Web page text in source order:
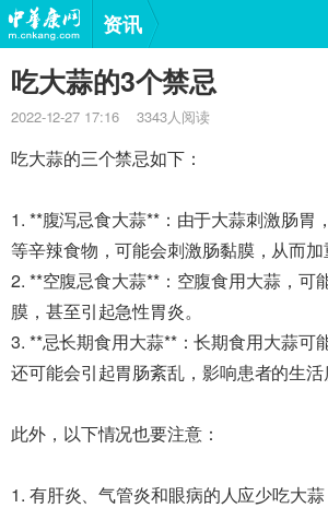
资讯
吃大蒜的3个禁忌
2022-12-27 17:16 3343人阅读
吃大蒜的三个禁忌如下：
1. **腹泻忌食大蒜**：由于大蒜刺激肠胃
等辛辣食物，可能会刺激肠黏膜，从而加
2. **空腹忌食大蒜**：空腹食用大蒜，可
膜，甚至引起急性胃炎。
3. **忌长期食用大蒜**：长期食用大蒜可
还可能会引起胃肠紊乱，影响患者的生活
此外，以下情况也要注意：
1. 有肝炎、气管炎和眼病的人应少吃大